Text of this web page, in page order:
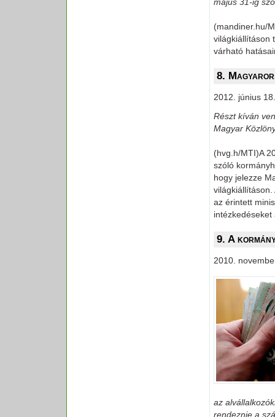
(mandiner.hu/
világkiállításon
várható
8.
2012. június 18.
Részt kíván
Magyar
(hvg.h/MTI)A
szóló
hogy jelezze
az érintett
9. A
2010.
az
rendeznie a